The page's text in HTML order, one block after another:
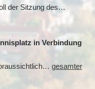
der Sitzung des…
in Verbindung
gesamter